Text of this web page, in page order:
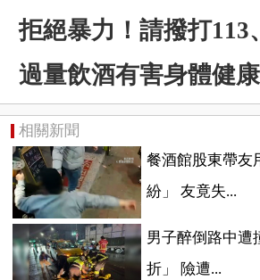
拒絕暴力！請撥打113
過量飲酒有害身體健康
相關新聞
餐酒館股東帶友
紛」 友竟失...
男子醉倒路中遭
折」 險遭...